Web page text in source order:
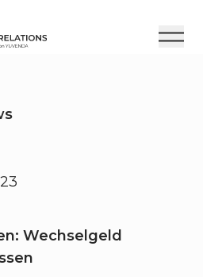
Wechselgeld